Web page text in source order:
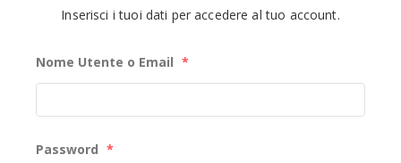
Inserisci i tuoi dati per accedere al tuo account.
Nome Utente o Email *
Password *